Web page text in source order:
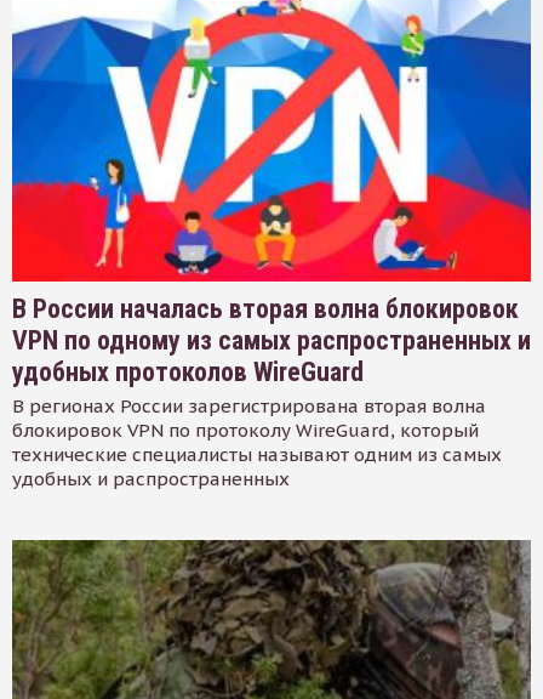
В России началась вторая волна блокировок
VPN по одному из самых распространенных и
удобных протоколов WireGuard
В регионах России зарегистрирована вторая волна
блокировок VPN по протоколу WireGuard, который
технические специалисты называют одним из самых
удобных и распространенных